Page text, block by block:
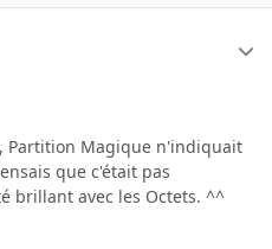
Partition Magique n'indiquait
que c'était pas
brillant avec les Octets. ^^